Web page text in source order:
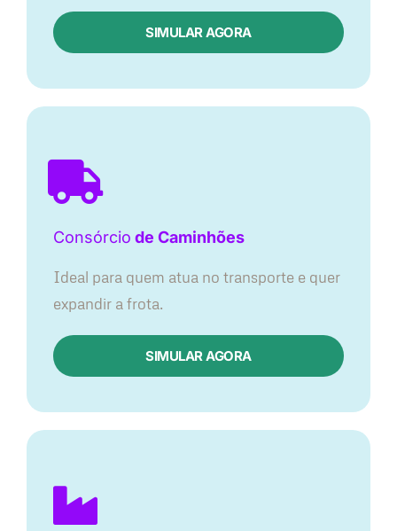
SIMULAR AGORA
Consórcio de Caminhões
Ideal para quem atua no transporte e quer
expandir a frota.
SIMULAR AGORA